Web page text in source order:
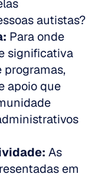
Para onde
significativa
apoio que
As
em